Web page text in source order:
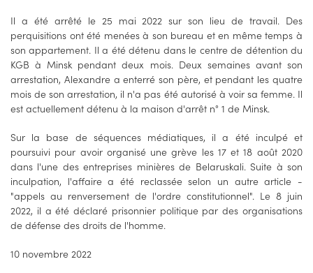
Il a été arrêté le 25 mai 2022 sur son lieu de travail. Des
perquisitions ont été menées à son bureau et en même temps à
son appartement. Il a été détenu dans le centre de détention du
KGB à Minsk pendant deux mois. Deux semaines avant son
arrestation, Alexandre a enterré son père, et pendant les quatre
mois de son arrestation, il n'a pas été autorisé à voir sa femme. Il
est actuellement détenu à la maison d'arrêt n° 1 de Minsk.
Sur la base de séquences médiatiques, il a été inculpé et
poursuivi pour avoir organisé une grève les 17 et 18 août 2020
dans l'une des entreprises minières de Belaruskali. Suite à son
inculpation, l'affaire a été reclassée selon un autre article -
"appels au renversement de l'ordre constitutionnel". Le 8 juin
2022, il a été déclaré prisonnier politique par des organisations
de défense des droits de l'homme.
10 novembre 2022